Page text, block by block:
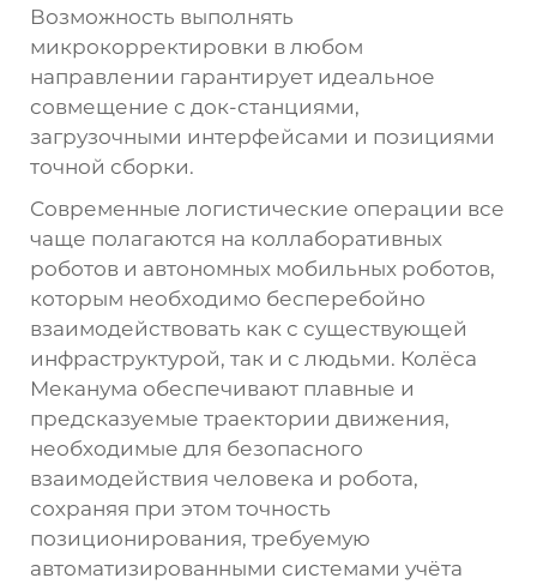
Возможность выполнять
микрокорректировки в любом
направлении гарантирует идеальное
совмещение с док-станциями,
загрузочными интерфейсами и позициями
точной сборки.
Современные логистические операции все
чаще полагаются на коллаборативных
роботов и автономных мобильных роботов,
которым необходимо бесперебойно
взаимодействовать как с существующей
инфраструктурой, так и с людьми. Колёса
Меканума обеспечивают плавные и
предсказуемые траектории движения,
необходимые для безопасного
взаимодействия человека и робота,
сохраняя при этом точность
позиционирования, требуемую
автоматизированными системами учёта